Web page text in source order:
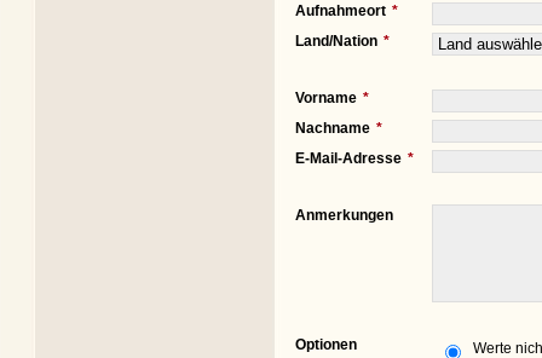
Aufnahmeort
Land/Nation
Vorname
Nachname
E-Mail-Adresse
Anmerkungen
Optionen
Werte